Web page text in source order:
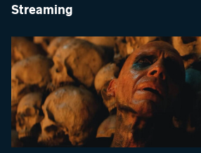
Streaming